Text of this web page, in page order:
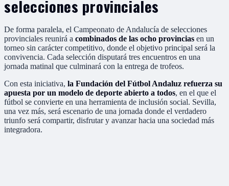
selecciones provinciales
De forma paralela, el Campeonato de Andalucía de selecciones
provinciales reunirá a combinados de las ocho provincias en un
torneo sin carácter competitivo, donde el objetivo principal será la
convivencia. Cada selección disputará tres encuentros en una
jornada matinal que culminará con la entrega de trofeos.
Con esta iniciativa, la Fundación del Fútbol Andaluz refuerza su
apuesta por un modelo de deporte abierto a todos, en el que el
fútbol se convierte en una herramienta de inclusión social. Sevilla,
una vez más, será escenario de una jornada donde el verdadero
triunfo será compartir, disfrutar y avanzar hacia una sociedad más
integradora.